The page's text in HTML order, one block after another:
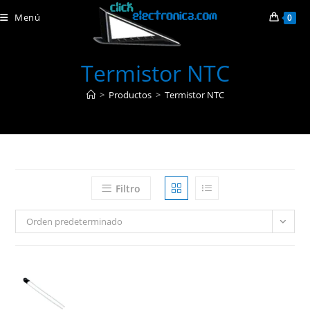
al
Menú 0
Termistor NTC
> Productos > Termistor NTC
Filtro
Orden predeterminado